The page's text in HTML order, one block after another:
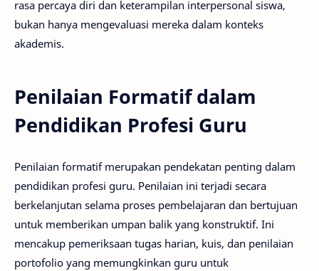
rasa percaya diri dan keterampilan interpersonal siswa,
bukan hanya mengevaluasi mereka dalam konteks
akademis.
Penilaian Formatif dalam
Pendidikan Profesi Guru
Penilaian formatif merupakan pendekatan penting dalam
pendidikan profesi guru. Penilaian ini terjadi secara
berkelanjutan selama proses pembelajaran dan bertujuan
untuk memberikan umpan balik yang konstruktif. Ini
mencakup pemeriksaan tugas harian, kuis, dan penilaian
portofolio yang memungkinkan guru untuk